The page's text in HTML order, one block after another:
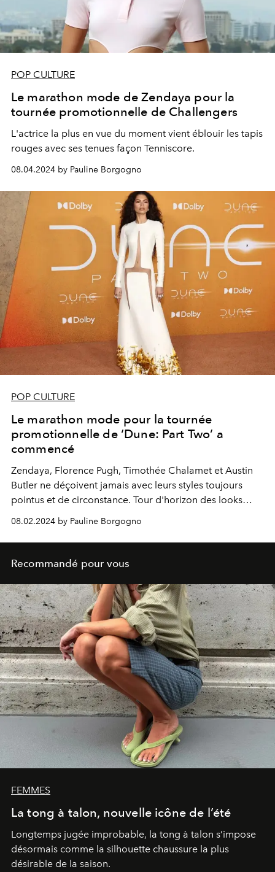
POP CULTURE
Le marathon mode de Zendaya pour la
tournée promotionnelle de Challengers
L'actrice la plus en vue du moment vient éblouir les tapis
rouges avec ses tenues façon Tenniscore.
08.04.2024 by Pauline Borgogno
POP CULTURE
Le marathon mode pour la tournée
promotionnelle de ‘Dune: Part Two’ a
commencé
Zendaya, Florence Pugh, Timothée Chalamet et Austin
Butler ne déçoivent jamais avec leurs styles toujours
pointus et de circonstance. Tour d'horizon des looks
mode repérés à ce jour.
08.02.2024 by Pauline Borgogno
Recommandé pour vous
FEMMES
La tong à talon, nouvelle icône de l’été
Longtemps jugée improbable, la tong à talon s’impose
désormais comme la silhouette chaussure la plus
désirable de la saison.